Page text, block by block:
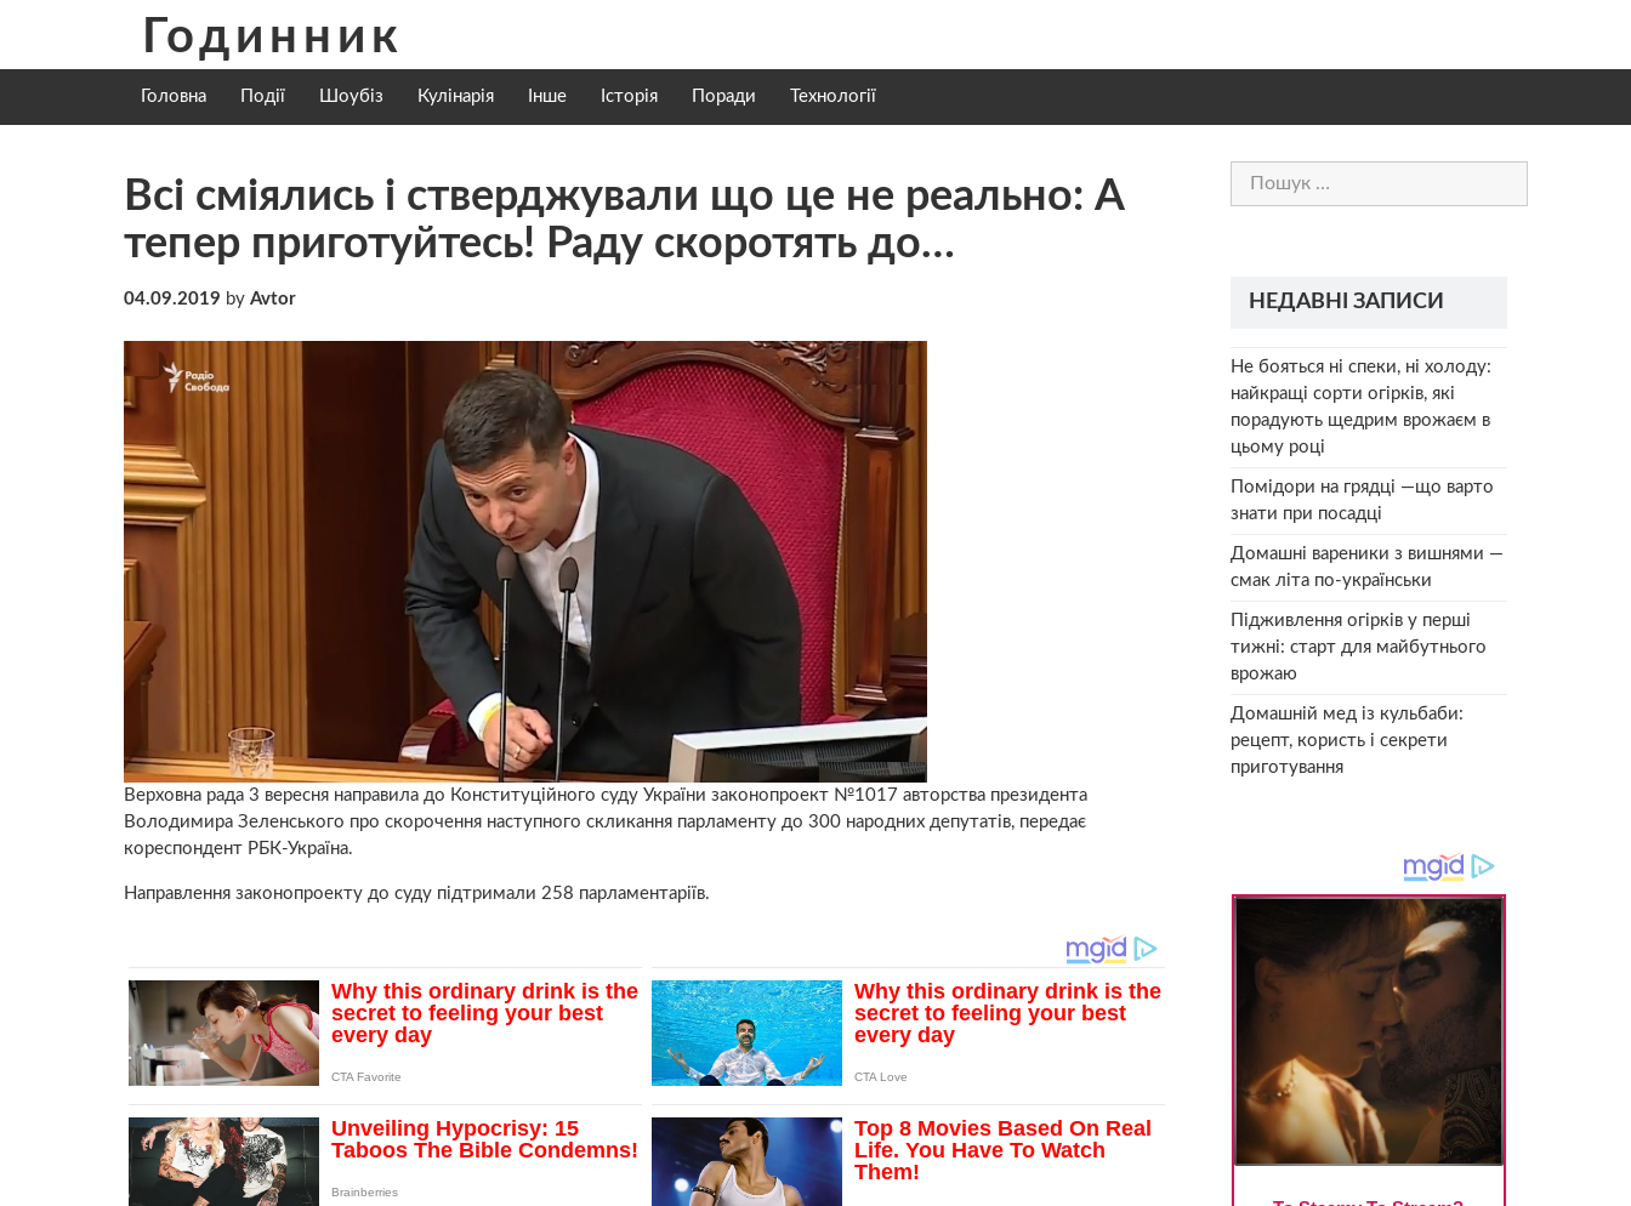
content
Годинник
Головна Події Шоубіз Кулінарія Інше Історія Поради Технології
Всі сміялись і стверджували що це не реально: А
тепер приготуйтесь! Раду скоротять до…
04.09.2019 by Avtor
Верховна рада 3 вересня направила до Конституційного суду України законопроект №1017 авторства президента
Володимира Зеленського про скорочення наступного скликання парламенту до 300 народних депутатів, передає
кореспондент РБК-Україна.
Направлення законопроекту до суду підтримали 258 парламентаріїв.
Пошук:
НЕДАВНІ ЗАПИСИ
Не бояться ні спеки, ні холоду:
найкращі сорти огірків, які
порадують щедрим врожаєм в
цьому році
Помідори на грядці —що варто
знати при посадці
Домашні вареники з вишнями —
смак літа по-українськи
Підживлення огірків у перші
тижні: старт для майбутнього
врожаю
Домашній мед із кульбаби:
рецепт, користь і секрети
приготування